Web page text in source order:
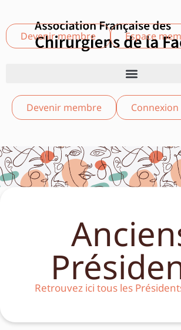
Devenir membre Espace
Devenir membre Connexion
Retrouvez ici tous les